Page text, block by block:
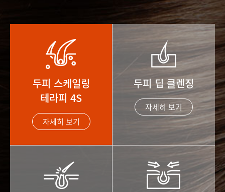
두피 스케일링
테라피 4S
자세히 보기
두피 딥 클렌징
자세히 보기